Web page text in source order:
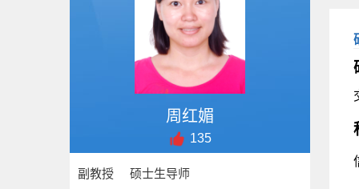
周红媚
135
副教授 硕士生导师